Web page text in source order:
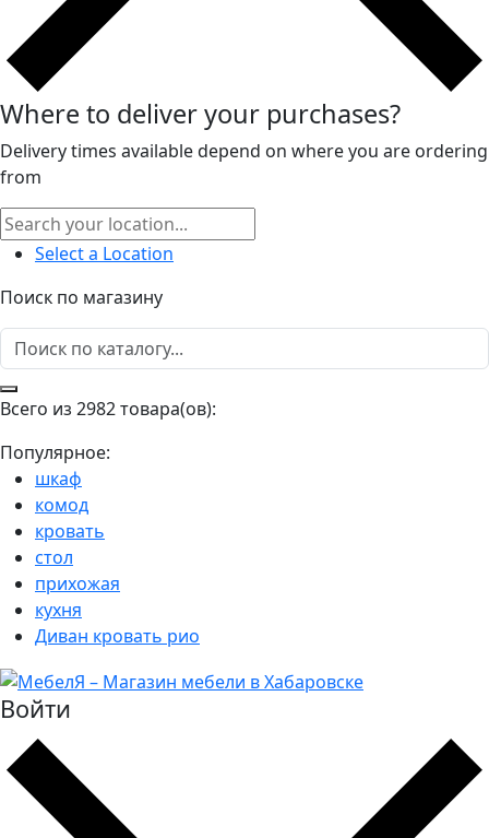
Where to deliver your purchases?
Delivery times available depend on where you are ordering
from
Select a Location
Поиск по магазину
Всего из 2982 товара(ов):
Популярное:
шкаф
комод
кровать
стол
прихожая
кухня
Диван кровать рио
Войти